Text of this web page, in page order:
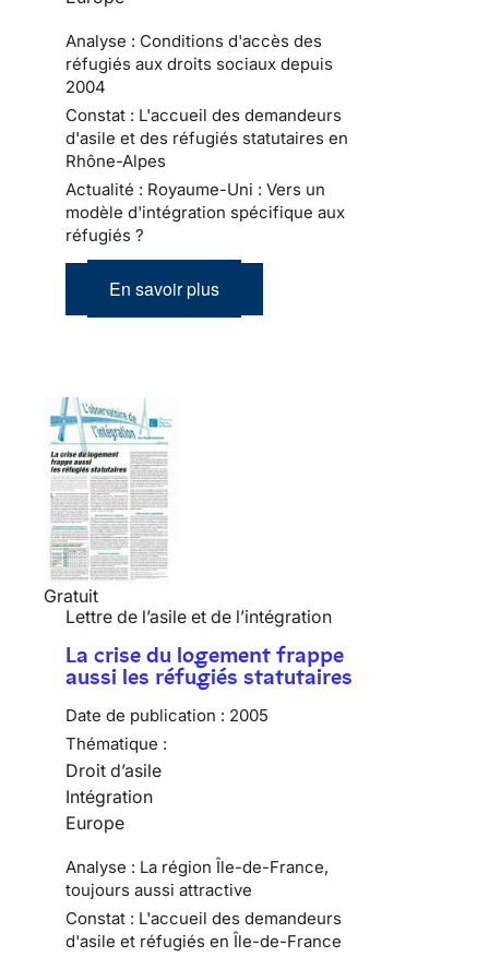
Analyse : Conditions d'accès des
réfugiés aux droits sociaux depuis
2004
Constat : L'accueil des demandeurs
d'asile et des réfugiés statutaires en
Rhône-Alpes
Actualité : Royaume-Uni : Vers un
modèle d'intégration spécifique aux
réfugiés ?
En savoir plus
Gratuit
Lettre de l’asile et de l’intégration
La crise du logement frappe
aussi les réfugiés statutaires
Date de publication : 2005
Thématique :
Droit d’asile
Intégration
Europe
Analyse : La région Île-de-France,
toujours aussi attractive
Constat : L'accueil des demandeurs
d'asile et réfugiés en Île-de-France